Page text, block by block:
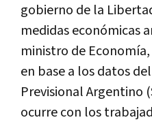
gobierno de la
medidas económicas
ministro de
en base a los datos
Previsional Argentino
ocurre con los